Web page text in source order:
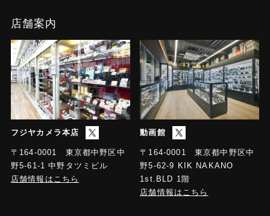
店舗案内
フジヤカメラ本店
〒164-0001 東京都中野区中
野5-61-1 中野タツミビル
店舗情報はこちら
動画館
〒164-0001 東京都中野区中
野5-62-9 KIK NAKANO
1st.BLD 1階
店舗情報はこちら